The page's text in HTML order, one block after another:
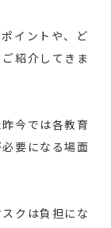
イントや、ど
紹介してきま
今では各教育
要になる場面
クは負担にな